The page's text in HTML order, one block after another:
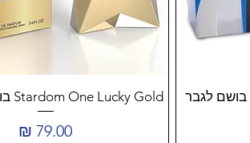
Stardom One Lucky Gold בושם 100 מ"ל
מחיר